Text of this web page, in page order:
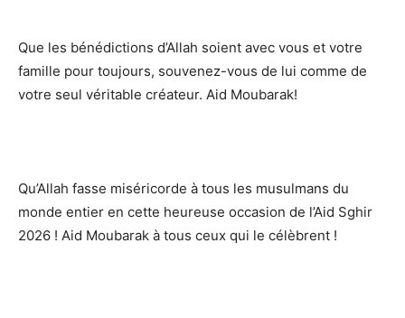
Que les bénédictions d’Allah soient avec vous et votre
famille pour toujours, souvenez-vous de lui comme de
votre seul véritable créateur. Aid Moubarak!
Qu’Allah fasse miséricorde à tous les musulmans du
monde entier en cette heureuse occasion de l’Aid Sghir
2026 ! Aid Moubarak à tous ceux qui le célèbrent !